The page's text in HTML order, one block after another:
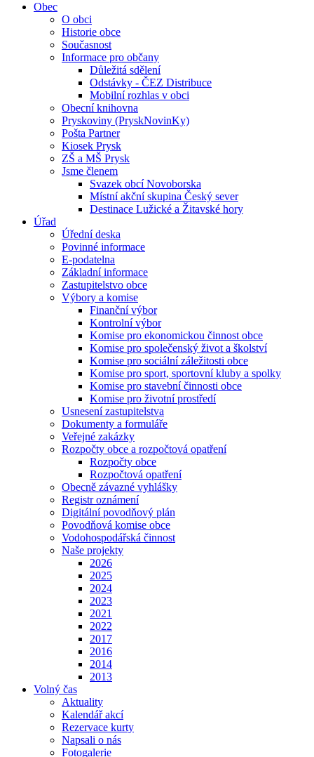
Obec
O obci
Historie obce
Současnost
Informace pro občany
Důležitá sdělení
Odstávky - ČEZ Distribuce
Mobilní rozhlas v obci
Obecní knihovna
Pryskoviny (PryskNovinKy)
Pošta Partner
Kiosek Prysk
ZŠ a MŠ Prysk
Jsme členem
Svazek obcí Novoborska
Místní akční skupina Český sever
Destinace Lužické a Žitavské hory
Úřad
Úřední deska
Povinné informace
E-podatelna
Základní informace
Zastupitelstvo obce
Výbory a komise
Finanční výbor
Kontrolní výbor
Komise pro ekonomickou činnost obce
Komise pro společenský život a školství
Komise pro sociální záležitosti obce
Komise pro sport, sportovní kluby a spolky
Komise pro stavební činnosti obce
Komise pro životní prostředí
Usnesení zastupitelstva
Dokumenty a formuláře
Veřejné zakázky
Rozpočty obce a rozpočtová opatření
Rozpočty obce
Rozpočtová opatření
Obecně závazné vyhlášky
Registr oznámení
Digitální povodňový plán
Povodňová komise obce
Vodohospodářská činnost
Naše projekty
2026
2025
2024
2023
2021
2022
2017
2016
2014
2013
Volný čas
Aktuality
Kalendář akcí
Rezervace kurty
Napsali o nás
Fotogalerie